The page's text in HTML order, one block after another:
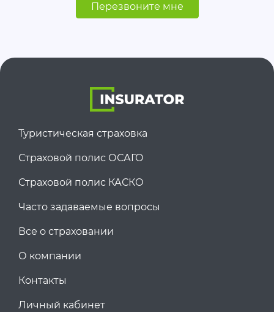
Перезвоните мне
Туристическая страховка
Страховой полис ОСАГО
Страховой полис КАСКО
Часто задаваемые вопросы
Все о страховании
О компании
Контакты
Личный кабинет